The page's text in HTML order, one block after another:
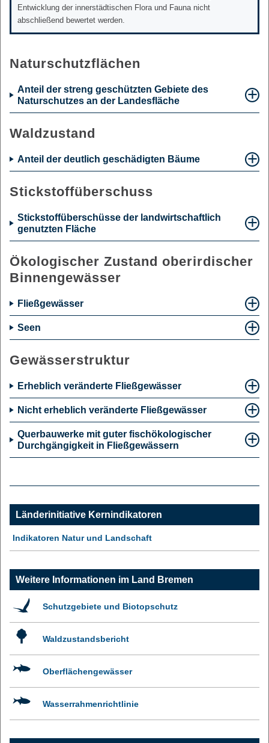
Entwicklung der innerstädtischen Flora und Fauna nicht
abschließend bewertet werden.
Naturschutzflächen
Anteil der streng geschützten Gebiete des
Naturschutzes an der Landesfläche
Waldzustand
Anteil der deutlich geschädigten Bäume
Stickstoffüberschuss
Stickstoffüberschüsse der landwirtschaftlich
genutzten Fläche
Ökologischer Zustand oberirdischer
Binnengewässer
Fließgewässer
Seen
Gewässerstruktur
Erheblich veränderte Fließgewässer
Nicht erheblich veränderte Fließgewässer
Querbauwerke mit guter fischökologischer
Durchgängigkeit in Fließgewässern
Länderinitiative Kernindikatoren
Indikatoren Natur und Landschaft
Weitere Informationen im Land Bremen
Schutzgebiete und Biotopschutz
Waldzustandsbericht
Oberflächengewässer
Wasserrahmenrichtlinie